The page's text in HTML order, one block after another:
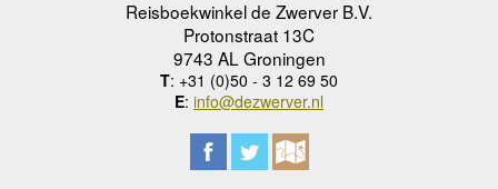
Reisboekwinkel de Zwerver B.V.
Protonstraat 13C
9743 AL Groningen
T: +31 (0)50 - 3 12 69 50
E: info@dezwerver.nl